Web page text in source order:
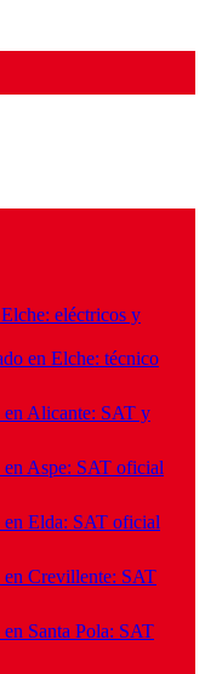
eléctricos y
en Elche: técnico
en Alicante: SAT y
Aspe: SAT oficial
en Elda: SAT oficial
en Crevillente: SAT
Santa Pola: SAT